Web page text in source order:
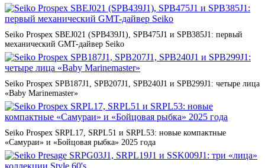
Seiko Prospex SBEJ021 (SPB439J1), SPB475J1 и SPB385J1: первый
механический GMT-дайвер Seiko
Seiko Prospex SPB187J1, SPB207J1, SPB240J1 и SPB299J1: четыре лица
«Baby Marinemaster»
Seiko Prospex SRPL17, SRPL51 и SRPL53: новые компактные
«Самураи» и «Бойцовая рыбка» 2025 года